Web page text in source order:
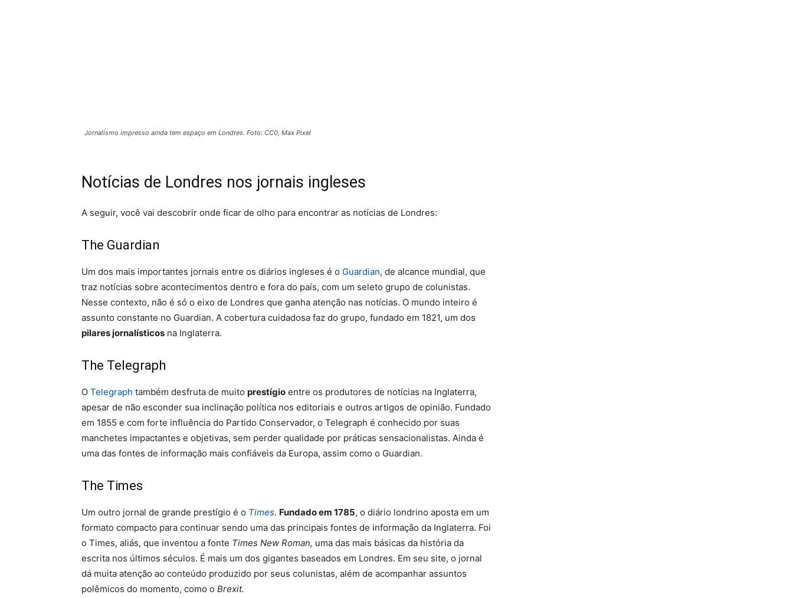
Jornalismo impresso ainda tem espaço em Londres. Foto: CC0, Max Pixel
Notícias de Londres nos jornais ingleses
A seguir, você vai descobrir onde ficar de olho para encontrar as notícias de Londres:
The Guardian
Um dos mais importantes jornais entre os diários ingleses é o Guardian, de alcance mundial, que
traz notícias sobre acontecimentos dentro e fora do país, com um seleto grupo de colunistas.
Nesse contexto, não é só o eixo de Londres que ganha atenção nas notícias. O mundo inteiro é
assunto constante no Guardian. A cobertura cuidadosa faz do grupo, fundado em 1821, um dos
pilares jornalísticos na Inglaterra.
The Telegraph
O Telegraph também desfruta de muito prestígio entre os produtores de notícias na Inglaterra,
apesar de não esconder sua inclinação política nos editoriais e outros artigos de opinião. Fundado
em 1855 e com forte influência do Partido Conservador, o Telegraph é conhecido por suas
manchetes impactantes e objetivas, sem perder qualidade por práticas sensacionalistas. Ainda é
uma das fontes de informação mais confiáveis da Europa, assim como o Guardian.
The Times
Um outro jornal de grande prestígio é o Times. Fundado em 1785, o diário londrino aposta em um
formato compacto para continuar sendo uma das principais fontes de informação da Inglaterra. Foi
o Times, aliás, que inventou a fonte Times New Roman, uma das mais básicas da história da
escrita nos últimos séculos. É mais um dos gigantes baseados em Londres. Em seu site, o jornal
dá muita atenção ao conteúdo produzido por seus colunistas, além de acompanhar assuntos
polêmicos do momento, como o Brexit.